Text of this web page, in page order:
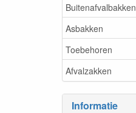
Buitenafvalbakken
Asbakken
Toebehoren
Afvalzakken
Informatie